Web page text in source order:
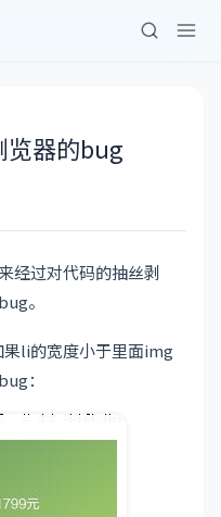
览器的bug
经过对代码的抽丝剥
。
li的宽度小于里面img
：